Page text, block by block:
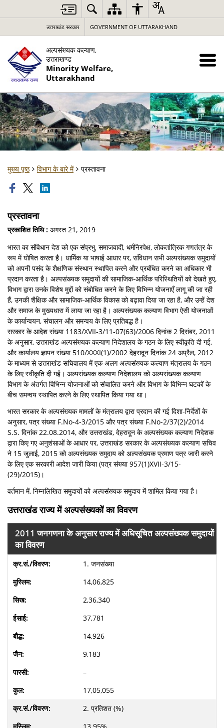
उत्तराखंड सरकार GOVERNMENT OF UTTARAKHAND
अल्पसंख्यक कल्याण,
उत्तराखण्ड
Minority Welfare,
Uttarakhand
मुख्य पृष्ठ विभाग के बारे में प्रस्तावना
प्रस्तावना
प्रकाशित तिथि : अगस्त 21, 2019
भारत का संविधान देश को एक संप्रभु, समाजवादी, धर्मनिरपेक्ष, लोकतांत्रिक गणतंत्र के
रूप में घोषित करता है। धार्मिक या भाषाई आधार पर, संविधान सभी अल्पसंख्यक समुदायों
को अपनी पसंद के शैक्षणिक संस्थान स्थापित करने और प्रबंधित करने का अधिकार भी
प्रदान करता है। अल्पसंख्यक समुदायों की सामाजिक-आर्थिक परिस्थितियों को देखते हुए,
विभाग द्वारा उनके विशेष मुद्दों को संबोधित करने के लिए विभिन्न योजनाएँ लागू की जा रही
हैं, उनकी शैक्षिक और सामाजिक-आर्थिक विकास को बढ़ावा दिया जा रहा है, और उन्हें देश
और समाज के मुख्यधारा में लाया जा रहा है। अल्पसंख्यक कल्याण विभाग ऐसी योजनाओं
के कार्यान्वयन, संचालन और समन्वय के लिए प्रतिबद्ध है।
सरकार के आदेश संख्या 1183/XVII-3/11-07(63)/2006 दिनांक 2 दिसंबर, 2011
के अनुसार, उत्तराखंड अल्पसंख्यक कल्याण निदेशालय के गठन के लिए स्वीकृति दी गई,
और कार्यालय ज्ञापन संख्या 510/XXXI(1)/2002 देहरादून दिनांक 24 अप्रैल, 2012
के माध्यम से उत्तराखंड सचिवालय में एक अलग अल्पसंख्यक कल्याण मंत्रालय के गठन
के लिए स्वीकृति दी गई। अल्पसंख्यक कल्याण निदेशालय को अल्पसंख्यक कल्याण
विभाग के अंतर्गत विभिन्न योजनाओं को संचालित करने और विभाग के विभिन्न घटकों के
बीच समन्वय स्थापित करने के लिए स्थापित किया गया था।
भारत सरकार के अल्पसंख्यक मामलों के मंत्रालय द्वारा प्रदान की गई दिशा-निर्देशों के
अनुसार, पत्र संख्या F.No-4-3/2015 और पत्र संख्या F.No-2/37(2)/2014
S.S. दिनांक 22.08.2014, और उत्तराखंड, देहरादून के अल्पसंख्यक कल्याण निदेशक
द्वारा किए गए अनुशंसाओं के आधार पर, उत्तराखंड सरकार के अल्पसंख्यक कल्याण सचिव
ने 15 जुलाई, 2015 को अल्पसंख्यक समुदाय को अल्पसंख्यक प्रमाण पत्र जारी करने
के लिए एक सरकारी आदेश जारी किया (पत्र संख्या 957(1)XVII-3/15-
(29)/2015)।
वर्तमान में, निम्नलिखित समुदायों को अल्पसंख्यक समुदाय में शामिल किया गया है।
उत्तराखंड राज्य में अल्पसंख्यकों का विवरण
2011 जनगणना के अनुसार राज्य में अधिसूचित अल्पसंख्यक समुदायों
का विवरण
1. जनसंख्या
14,06,825
2,36,340
37,781
14,926
9,183
–
17,05,055
2. प्रतिशत (%)